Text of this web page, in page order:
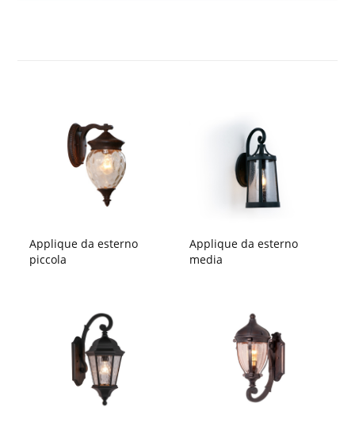
Applique da esterno
piccola
Applique da esterno
media